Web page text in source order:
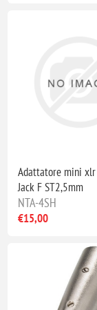
Adattatore mini
Jack F ST2,5mm
NTA-4SH
€15,00